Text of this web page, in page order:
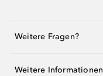
Weitere Fragen?
Weitere Informationen